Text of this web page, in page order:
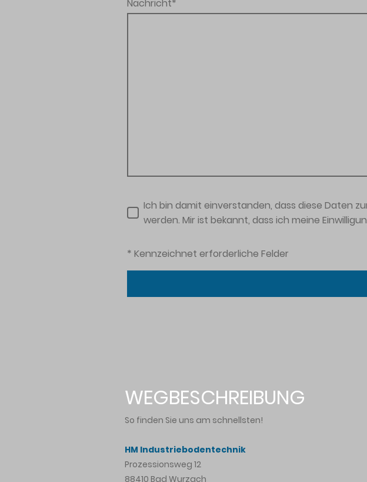
Nachricht*
Ich bin damit einverstanden, dass diese Daten
werden. Mir ist bekannt, dass ich meine
* Kennzeichnet erforderliche Felder
WEGBESCHREIBUNG
So finden Sie uns am schnellsten!
HM Industriebodentechnik
Prozessionsweg 12
88410 Bad Wurzach